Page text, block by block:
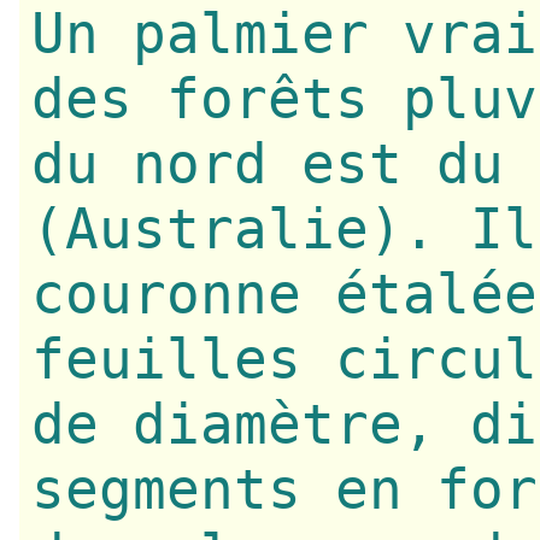
Un palmier
des forêts
du nord est du
(Australie). Il
couronne
feuilles
de diamètre,
segments en